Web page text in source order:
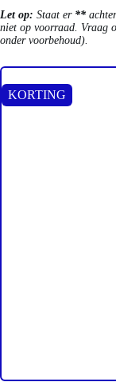
Let op: Staat er **
niet op voorraad. Vraag
onder voorbehoud).
KORTING